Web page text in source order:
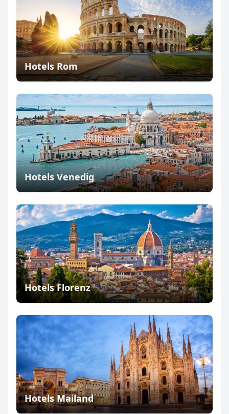
Hotels Rom
Hotels Venedig
Hotels Florenz
Hotels Mailand